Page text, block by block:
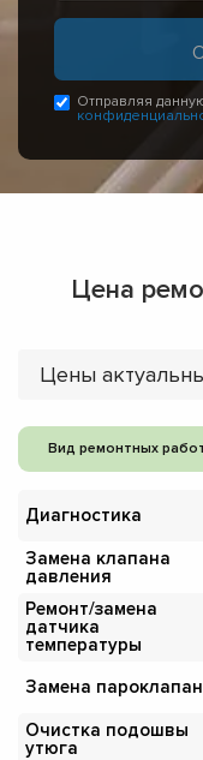
Отправляя
Цена
Цены
Вид ремонтных
Диагностика
Замена клапана
давления
Ремонт/замена
датчика
температуры
Замена
Очистка подошвы
утюга